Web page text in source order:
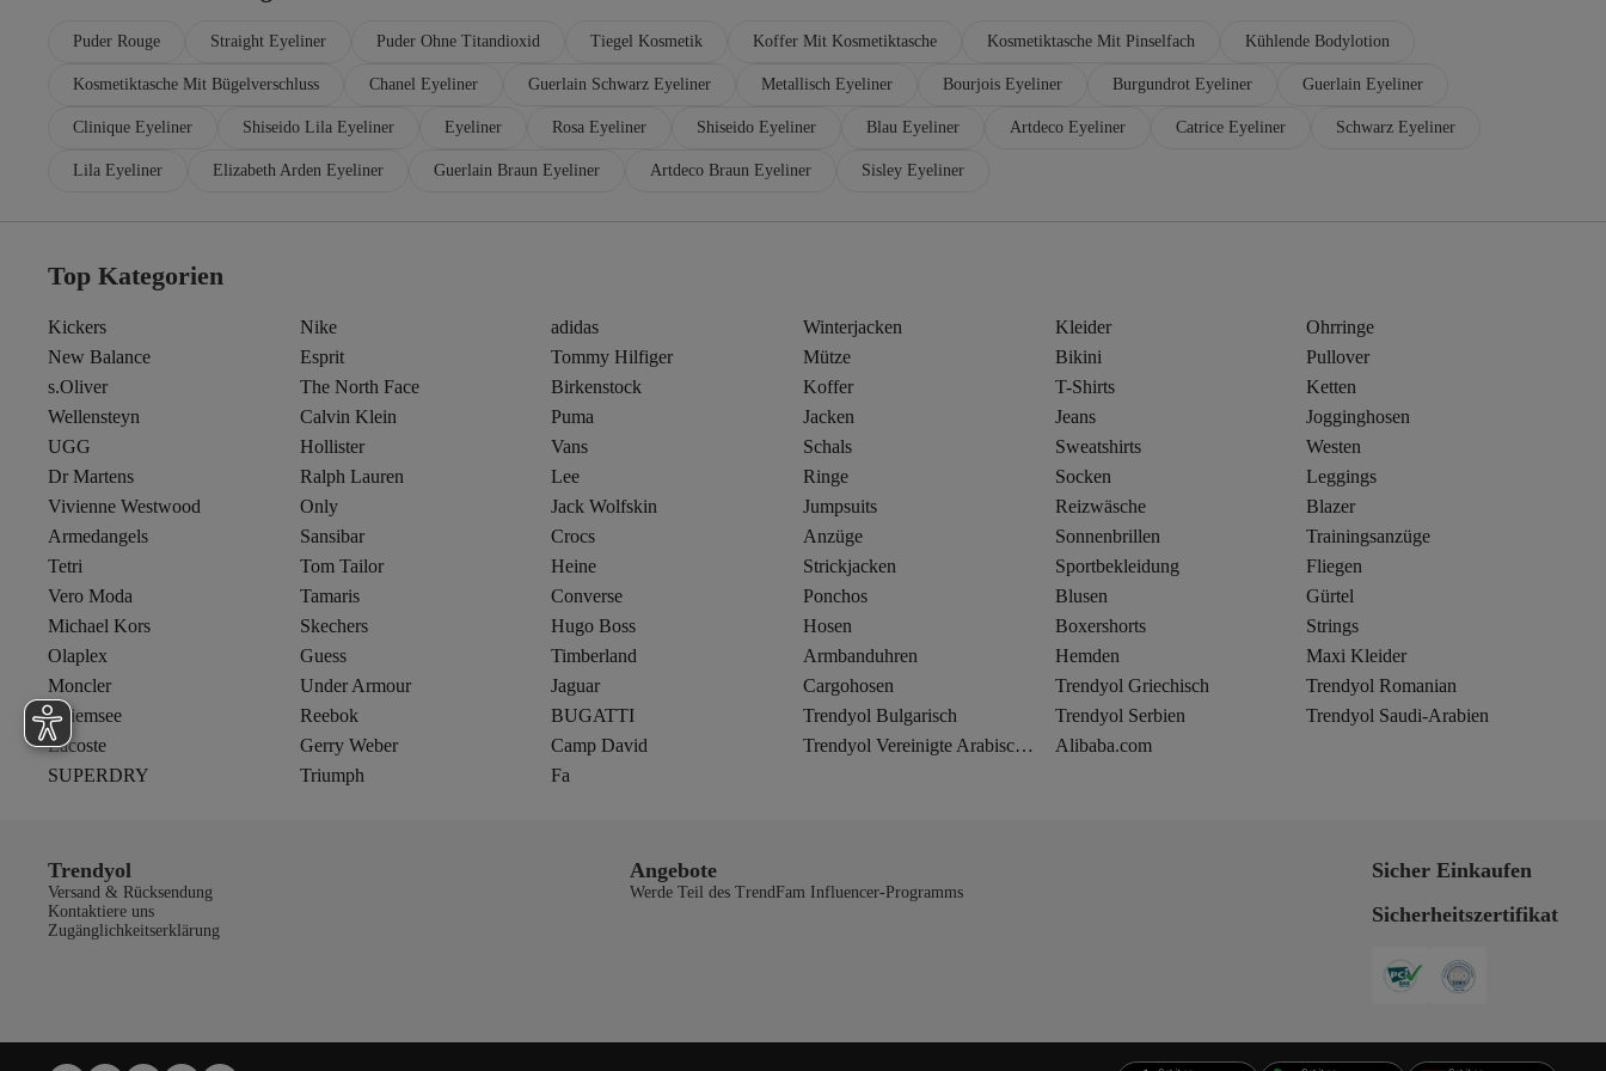
Puder Rouge Straight Eyeliner Puder Ohne Titandioxid Tiegel Kosmetik Koffer Mit Kosmetiktasche Kosmetiktasche Mit Pinselfach Kühlende Bodylotion
Kosmetiktasche Mit Bügelverschluss Chanel Eyeliner Guerlain Schwarz Eyeliner Metallisch Eyeliner Bourjois Eyeliner Burgundrot Eyeliner Guerlain Eyeliner
Clinique Eyeliner Shiseido Lila Eyeliner Eyeliner Rosa Eyeliner Shiseido Eyeliner Blau Eyeliner Artdeco Eyeliner Catrice Eyeliner Schwarz Eyeliner
Lila Eyeliner Elizabeth Arden Eyeliner Guerlain Braun Eyeliner Artdeco Braun Eyeliner Sisley Eyeliner
Top Kategorien
Kickers Nike
adidas
New Balance
Esprit
Tommy Hilfiger
s.Oliver
The North Face
Birkenstock
Wellensteyn
Calvin Klein
Puma
UGG
Hollister
Vans
Dr Martens
Ralph Lauren
Lee
Vivienne Westwood
Only
Jack Wolfskin
Armedangels
Sansibar
Crocs
Tetri
Tom Tailor
Heine
Vero Moda
Tamaris
Converse
Michael Kors
Skechers
Hugo Boss
Olaplex
Guess
Timberland
Moncler
Under Armour
Jaguar
Chiemsee
Reebok
BUGATTI
Lacoste
Gerry Weber
Camp David
SUPERDRY
Triumph Fa
Winterjacken Kleider
Ohrringe
Mütze
Bikini
Pullover
Koffer
T-Shirts
Ketten
Jacken
Jeans
Jogginghosen
Schals
Sweatshirts
Westen
Ringe
Socken
Leggings
Jumpsuits
Reizwäsche
Blazer
Anzüge
Sonnenbrillen
Trainingsanzüge
Strickjacken
Sportbekleidung
Fliegen
Ponchos
Blusen
Gürtel
Hosen
Boxershorts
Strings
Armbanduhren
Hemden
Maxi Kleider
Cargohosen
Trendyol Griechisch
Trendyol Romanian
Trendyol Bulgarisch
Trendyol Serbien
Trendyol Saudi-Arabien
Trendyol Vereinigte Arabische Emirate
Alibaba.com
Trendyol
Versand & Rücksendung
Kontaktiere uns
Zugänglichkeitserklärung
Angebote
Werde Teil des TrendFam Influencer-Programms
Sicher Einkaufen
Sicherheitszertifikat